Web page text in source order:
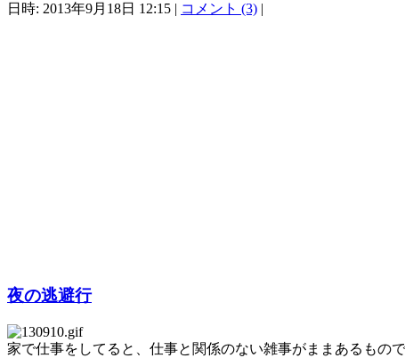
日時: 2013年9月18日 12:15 | コメント (3)
夜の逃避行
家で仕事をしてると、仕事と関係のない雑事がままあるもので